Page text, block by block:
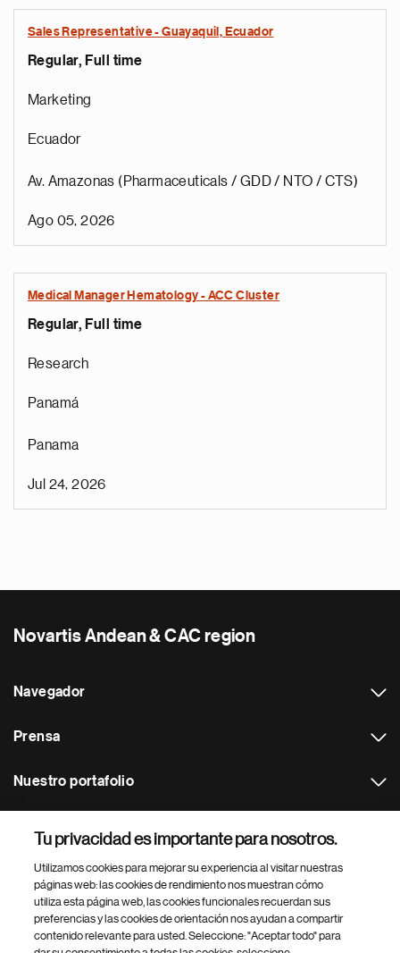
Sales Representative - Guayaquil, Ecuador
Regular, Full time
Marketing
Ecuador
Av. Amazonas (Pharmaceuticals / GDD / NTO / CTS)
Ago 05, 2026
Medical Manager Hematology - ACC Cluster
Regular, Full time
Research
Panamá
Panama
Jul 24, 2026
Novartis Andean & CAC region
Navegador
Prensa
Nuestro portafolio
Footer Site Search
Tu privacidad es importante para nosotros.
Utilizamos cookies para mejorar su experiencia al visitar nuestras
páginas web: las cookies de rendimiento nos muestran cómo
utiliza esta página web, las cookies funcionales recuerdan sus
preferencias y las cookies de orientación nos ayudan a compartir
contenido relevante para usted. Seleccione: "Aceptar todo" para